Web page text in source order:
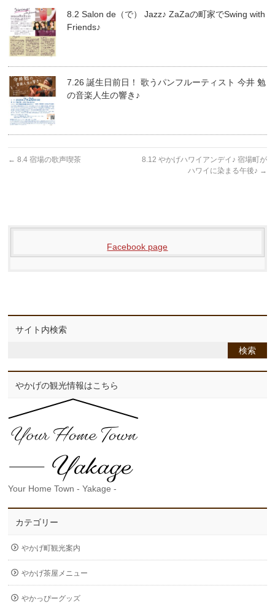
8.2 Salon de（で） Jazz♪ ZaZaの町家でSwing with
Friends♪
7.26 誕生日前日！ 歌うパンフルーティスト 今井 勉
の音楽人生の響き♪
← 8.4 宿場の歌声喫茶
8.12 やかげハワイアンデイ♪ 宿場町が
ハワイに染まる午後♪ →
Facebook page
サイト内検索
やかげの観光情報はこちら
Your Home Town - Yakage -
カテゴリー
やかげ町観光案内
やかげ茶屋メニュー
やかっぴーグッズ